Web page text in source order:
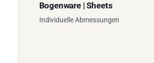
Bogenware | Sheets
Individuelle Abmessungen